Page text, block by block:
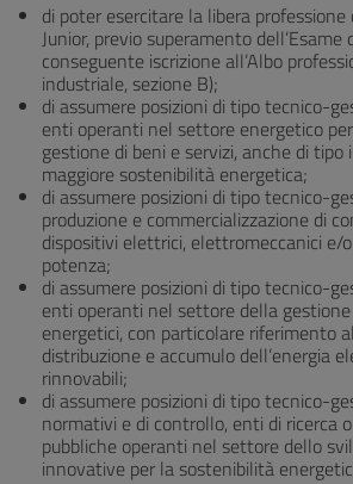
di poter esercitare la libera
Junior, previo superamento
conseguente iscrizione all’Albo
industriale, sezione B);
di assumere posizioni di tipo tecnico-
enti operanti nel settore energetico
gestione di beni e servizi, anche di
maggiore sostenibilità energetica;
di assumere posizioni di tipo tecnico-
produzione e commercializzazione di
dispositivi elettrici, elettromeccanici e/
potenza;
di assumere posizioni di tipo tecnico-
enti operanti nel settore della
energetici, con particolare riferimento
distribuzione e accumulo dell’energia
rinnovabili;
di assumere posizioni di tipo tecnico-
normativi e di controllo, enti di ricerca
pubbliche operanti nel settore dello
innovative per la sostenibilità